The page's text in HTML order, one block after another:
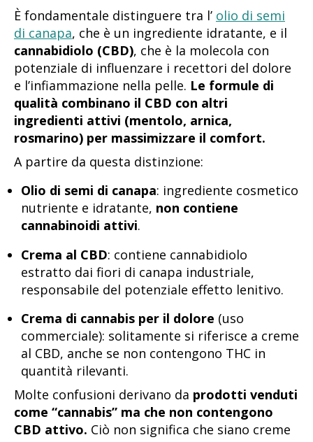
È fondamentale distinguere tra l’ olio di semi
di canapa, che è un ingrediente idratante, e il
cannabidiolo (CBD), che è la molecola con
potenziale di influenzare i recettori del dolore
e l’infiammazione nella pelle. Le formule di
qualità combinano il CBD con altri
ingredienti attivi (mentolo, arnica,
rosmarino) per massimizzare il comfort.
A partire da questa distinzione:
Olio di semi di canapa: ingrediente cosmetico
nutriente e idratante, non contiene
cannabinoidi attivi.
Crema al CBD: contiene cannabidiolo
estratto dai fiori di canapa industriale,
responsabile del potenziale effetto lenitivo.
Crema di cannabis per il dolore (uso
commerciale): solitamente si riferisce a creme
al CBD, anche se non contengono THC in
quantità rilevanti.
Molte confusioni derivano da prodotti venduti
come “cannabis” ma che non contengono
CBD attivo. Ciò non significa che siano creme